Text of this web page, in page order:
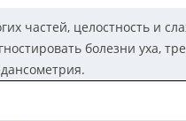
частей, целостность и
болезни уха,